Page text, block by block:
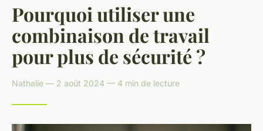
Pourquoi utiliser une
combinaison de travail
pour plus de sécurité ?
Nathalie — 2 août 2024 — 4 min de lecture